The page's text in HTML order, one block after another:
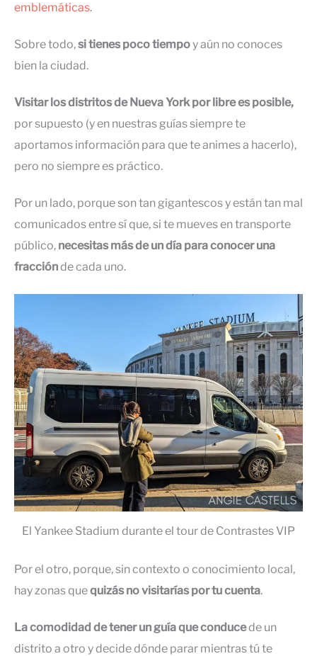
emblemáticas.
Sobre todo,si tienes poco tiempoy aún no conoces
bien la ciudad.
Visitar los distritos de Nueva York por libre es posible,
por supuesto (y en nuestras guías siempre te
aportamos información para que te animes a hacerlo),
pero no siempre es práctico.
Por un lado, porque son tan gigantescos y están tan mal
comunicados entre sí que, si te mueves en transporte
público, necesitas más de un día para conocer una
fracciónde cada uno.
El Yankee Stadium durante el tour de Contrastes VIP
Por el otro, porque, sin contexto o conocimiento local,
hay zonas quequizás no visitarías por tu cuenta.
La comodidad de tener un guía que conducede un
distrito a otro y decide dónde parar mientras tú te